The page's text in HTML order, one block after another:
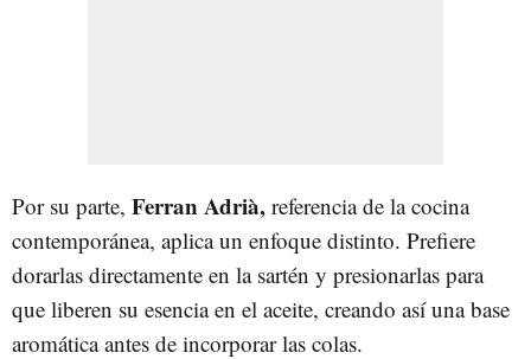
Por su parte, Ferran Adrià, referencia de la cocina
contemporánea, aplica un enfoque distinto. Prefiere
dorarlas directamente en la sartén y presionarlas para
que liberen su esencia en el aceite, creando así una base
aromática antes de incorporar las colas.